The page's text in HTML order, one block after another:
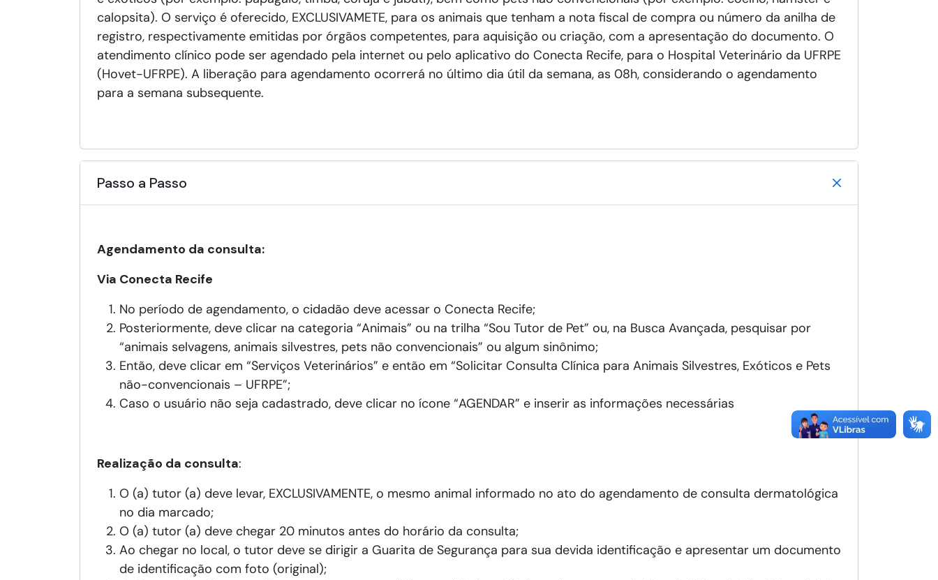
calopsita). O serviço é oferecido, EXCLUSIVAMETE, para os animais que tenham a nota fiscal de compra ou número da anilha de
registro, respectivamente emitidas por órgãos competentes, para aquisição ou criação, com a apresentação do documento. O
atendimento clínico pode ser agendado pela internet ou pelo aplicativo do Conecta Recife, para o Hospital Veterinário da UFRPE
(Hovet-UFRPE). A liberação para agendamento ocorrerá no último dia útil da semana, as 08h, considerando o agendamento
para a semana subsequente.
Passo a Passo
Agendamento da consulta:
Via Conecta Recife
No período de agendamento, o cidadão deve acessar o Conecta Recife;
Posteriormente, deve clicar na categoria “Animais” ou na trilha “Sou Tutor de Pet” ou, na Busca Avançada, pesquisar por
“animais selvagens, animais silvestres, pets não convencionais” ou algum sinônimo;
Então, deve clicar em “Serviços Veterinários” e então em “Solicitar Consulta Clínica para Animais Silvestres, Exóticos e Pets
não-convencionais – UFRPE”;
Caso o usuário não seja cadastrado, deve clicar no ícone “AGENDAR” e inserir as informações necessárias
Realização da consulta:
O (a) tutor (a) deve levar, EXCLUSIVAMENTE, o mesmo animal informado no ato do agendamento de consulta dermatológica
no dia marcado;
O (a) tutor (a) deve chegar 20 minutos antes do horário da consulta;
Ao chegar no local, o tutor deve se dirigir a Guarita de Segurança para sua devida identificação e apresentar um documento
de identificação com foto (original);